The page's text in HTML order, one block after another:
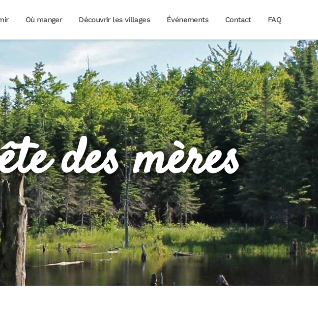
Où manger Découvrir les villages Événements Contact FAQ
des mères